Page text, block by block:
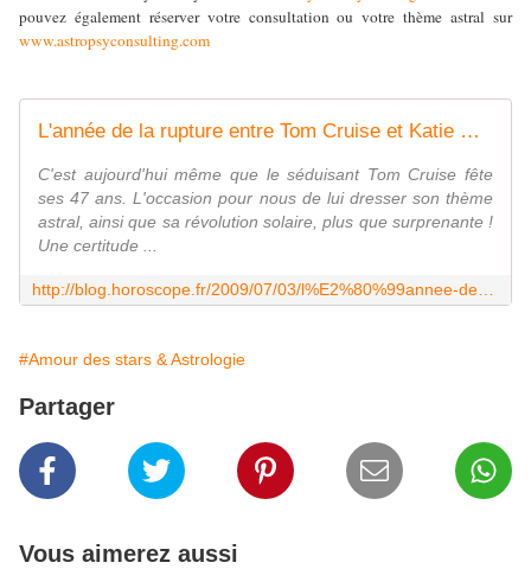
pouvez également réserver votre consultation ou votre thème astral sur
www.astropsyconsulting.com
L'année de la rupture entre Tom Cruise et Katie Holmes ???
C'est aujourd'hui même que le séduisant Tom Cruise fête
ses 47 ans. L'occasion pour nous de lui dresser son thème
astral, ainsi que sa révolution solaire, plus que surprenante !
Une certitude ...
#Amour des stars & Astrologie
Partager
Vous aimerez aussi